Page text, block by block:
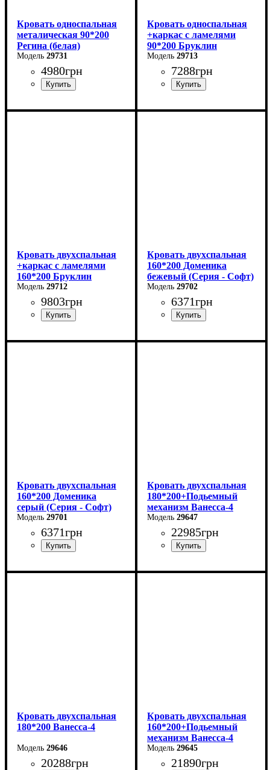
Кровать односпальная
металическая 90*200
Регина (белая)
29731
4980грн
Ширина: 90 см
Кровать односпальная
+каркас с ламелями
90*200 Бруклин
29713
7288грн
Ширина: 99 см
Кровать двухспальная
+каркас с ламелями
160*200 Бруклин
29712
9803грн
Ширина: 169 см
Кровать двухспальная
160*200 Доменика
бежевый (Серия - Софт)
29702
6371грн
Кровать двухспальная
160*200 Доменика
серый (Серия - Софт)
29701
6371грн
Кровать двухспальная
180*200+Подьемный
механизм Ванесса-4
29647
22985грн
Ширина: 226 см
Кровать двухспальная
180*200 Ванесса-4
29646
20288грн
Кровать двухспальная
160*200+Подьемный
механизм Ванесса-4
29645
21890грн